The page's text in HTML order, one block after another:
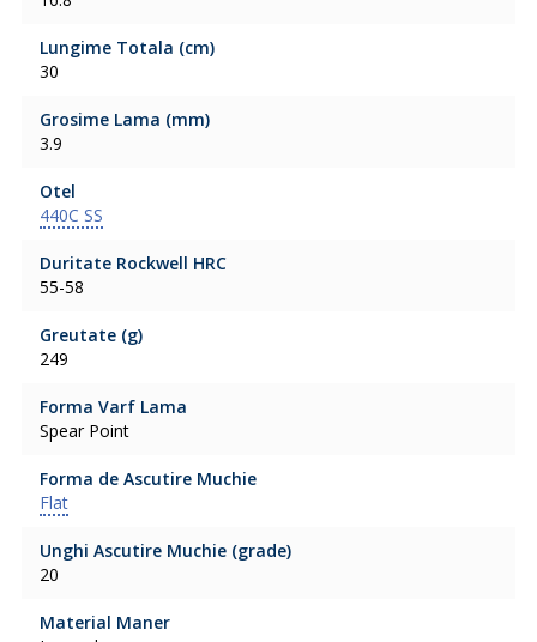
Lungime Totala (cm)
30
Grosime Lama (mm)
3.9
Otel
440C SS
Duritate Rockwell HRC
55-58
Greutate (g)
249
Forma Varf Lama
Spear Point
Forma de Ascutire Muchie
Flat
Unghi Ascutire Muchie (grade)
20
Material Maner